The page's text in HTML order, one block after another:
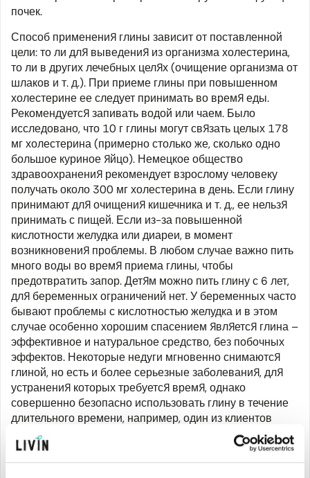
почек.
Способ применения глины зависит от поставленной
цели: то ли для выведения из организма холестерина,
то ли в других лечебных целях (очищение организма от
шлаков и т. д.). При приеме глины при повышенном
холестерине ее следует принимать во время еды.
Рекомендуется запивать водой или чаем. Было
исследовано, что 10 г глины могут связать целых 178
мг холестерина (примерно столько же, сколько одно
большое куриное яйцо). Немецкое общество
здравоохранения рекомендует взрослому человеку
получать около 300 мг холестерина в день. Если глину
принимают для очищения кишечника и т. д., ее нельзя
принимать с пищей. Если из-за повышенной
кислотности желудка или диареи, в момент
возникновения проблемы. В любом случае важно пить
много воды во время приема глины, чтобы
предотвратить запор. Детям можно пить глину с 6 лет,
для беременных ограничений нет. У беременных часто
бывают проблемы с кислотностью желудка и в этом
случае особенно хорошим спасением является глина –
эффективное и натуральное средство, без побочных
эффектов. Некоторые недуги мгновенно снимаются
глиной, но есть и более серьезные заболевания, для
устранения которых требуется время, однако
совершенно безопасно использовать глину в течение
длительного времени, например, один из клиентов
«Luvos» пьет глину каждый день в течение последних
30 лет.